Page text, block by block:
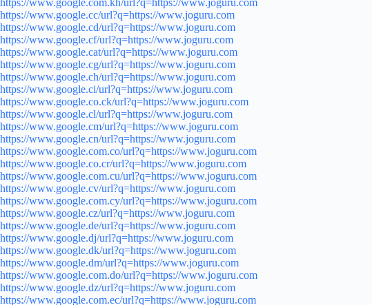
https://www.google.cc/url?q=https://www.joguru.com
https://www.google.cd/url?q=https://www.joguru.com
https://www.google.cf/url?q=https://www.joguru.com
https://www.google.cat/url?q=https://www.joguru.com
https://www.google.cg/url?q=https://www.joguru.com
https://www.google.ch/url?q=https://www.joguru.com
https://www.google.ci/url?q=https://www.joguru.com
https://www.google.co.ck/url?q=https://www.joguru.com
https://www.google.cl/url?q=https://www.joguru.com
https://www.google.cm/url?q=https://www.joguru.com
https://www.google.cn/url?q=https://www.joguru.com
https://www.google.com.co/url?q=https://www.joguru.com
https://www.google.co.cr/url?q=https://www.joguru.com
https://www.google.com.cu/url?q=https://www.joguru.com
https://www.google.cv/url?q=https://www.joguru.com
https://www.google.com.cy/url?q=https://www.joguru.com
https://www.google.cz/url?q=https://www.joguru.com
https://www.google.de/url?q=https://www.joguru.com
https://www.google.dj/url?q=https://www.joguru.com
https://www.google.dk/url?q=https://www.joguru.com
https://www.google.dm/url?q=https://www.joguru.com
https://www.google.com.do/url?q=https://www.joguru.com
https://www.google.dz/url?q=https://www.joguru.com
https://www.google.com.ec/url?q=https://www.joguru.com